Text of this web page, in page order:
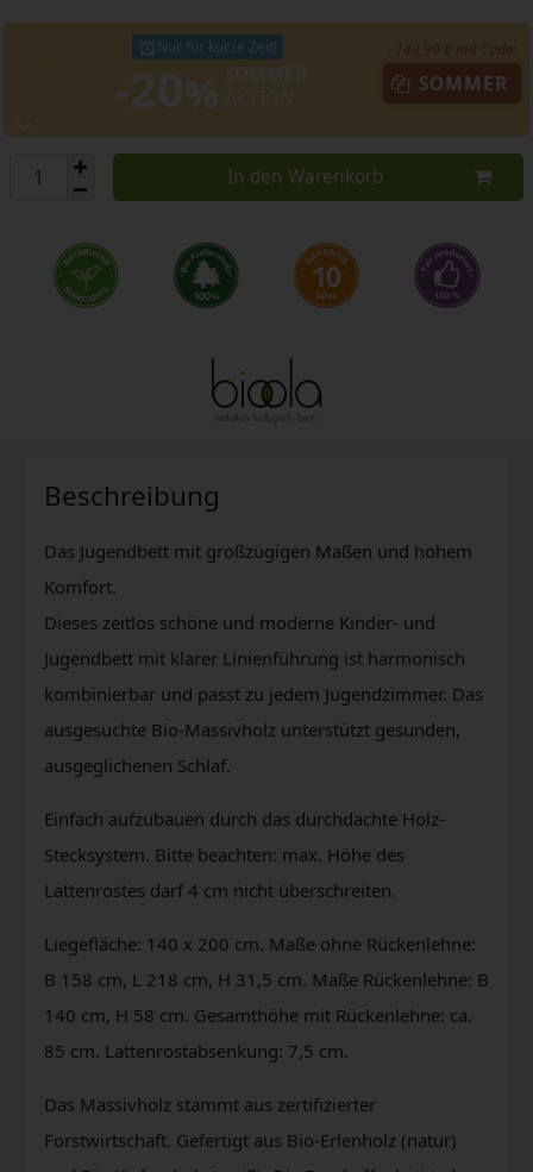
Nur für kurze Zeit!
SOMMER
In den Warenkorb
Beschreibung
Das Jugendbett mit großzügigen Maßen und hohem
Komfort.
Dieses zeitlos schöne und moderne Kinder- und
Jugendbett mit klarer Linienführung ist harmonisch
kombinierbar und passt zu jedem Jugendzimmer. Das
ausgesuchte Bio-Massivholz unterstützt gesunden,
ausgeglichenen Schlaf.
Einfach aufzubauen durch das durchdachte Holz-
Stecksystem. Bitte beachten: max. Höhe des
Lattenrostes darf 4 cm nicht überschreiten.
Liegefläche: 140 x 200 cm. Maße ohne Rückenlehne:
B 158 cm, L 218 cm, H 31,5 cm. Maße Rückenlehne: B
140 cm, H 58 cm. Gesamthöhe mit Rückenlehne: ca.
85 cm. Lattenrostabsenkung: 7,5 cm.
Das Massivholz stammt aus zertifizierter
Forstwirtschaft. Gefertigt aus Bio-Erlenholz (natur)